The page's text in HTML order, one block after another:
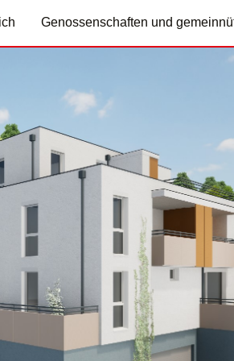
Genossenschaften und